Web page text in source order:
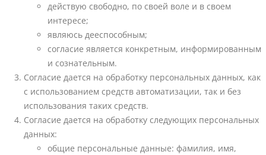
действую свободно, по своей воле и в своем
интересе;
являюсь дееспособным;
согласие является конкретным, информированным
и сознательным.
Согласие дается на обработку персональных данных, как
с использованием средств автоматизации, так и без
использования таких средств.
Согласие дается на обработку следующих персональных
данных:
общие персональные данные: фамилия, имя,